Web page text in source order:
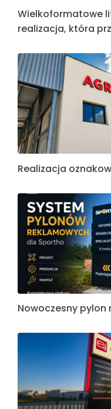
Wielkoformatowe
realizacja, która
Realizacja
Nowoczesny pylon